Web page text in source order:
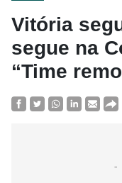
Vitória
segue na
“Time